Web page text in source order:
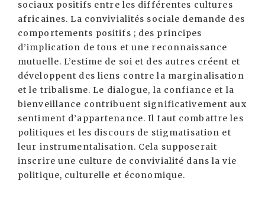
sociaux positifs entre les différentes cultures
africaines. La convivialités sociale demande des
comportements positifs ; des principes
d’implication de tous et une reconnaissance
mutuelle. L’estime de soi et des autres créent et
développent des liens contre la marginalisation
et le tribalisme. Le dialogue, la confiance et la
bienveillance contribuent significativement aux
sentiment d’appartenance. Il faut combattre les
politiques et les discours de stigmatisation et
leur instrumentalisation. Cela supposerait
inscrire une culture de convivialité dans la vie
politique, culturelle et économique.